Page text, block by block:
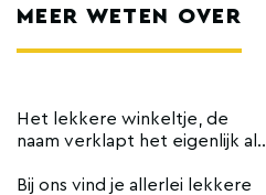
MEER WETEN OVER
Het lekkere winkeltje, de
naam verklapt het eigenlijk al..
Bij ons vind je allerlei lekkere